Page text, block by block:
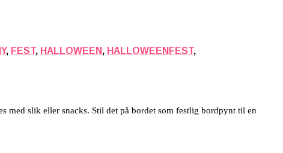
, FEST, HALLOWEEN , HALLOWEENFEST,
slik eller snacks. Stil det på bordet som festlig bordpynt til en